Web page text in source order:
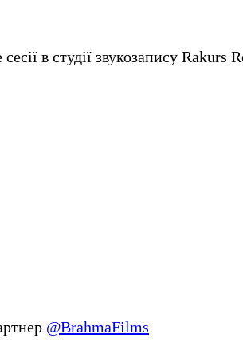
в студії звукозапису Rakurs
@BrahmaFilms